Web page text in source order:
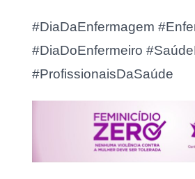
#DiaDaEnfermagem
#DiaDoEnfermeiro
#ProfissionaisDaSaúde